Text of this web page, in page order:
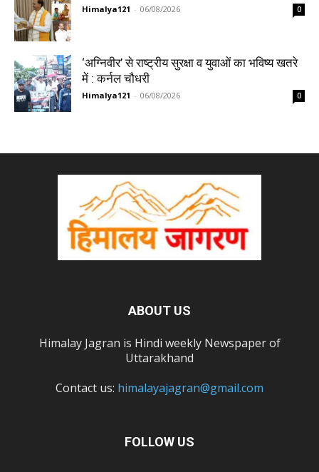
Himalya121 - 06/08/2026 0
‘अग्निवीर’ से राष्ट्रीय सुरक्षा व युवाओं का भविष्य खतरे
में : कर्नल चौधरी
Himalya121 - 06/08/2026 0
ABOUT US
Himalay Jagran is Hindi weekly Newspaper of
Uttarakhand
Contact us: himalayajagran@gmail.com
FOLLOW US